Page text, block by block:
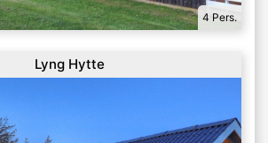
4 Pers.
Lyng Hytte